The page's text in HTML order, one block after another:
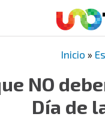
Inicio »
NO
Día de